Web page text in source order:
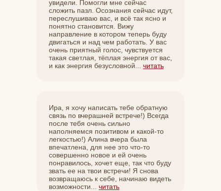
Ира, я хочу написать тебе обратную
связь по вчерашней встрече!) Всегда
после тебя очень сильно
наполняемся позитивом и какой-то
легкостью!) Алина вчера была
впечатлена, для нее это что-то
совершенно новое и ей очень
понравилось, хочет еще, так что буду
звать ее на твои встречи! Я снова
возвращаюсь к себе, начинаю видеть
возможности... читать
увидели. Помогли мне сейчас
сложить пазл. Осознания сейчас идут,
переслушиваю вас, и всё так ясно и
понятно становится. Вижу
направление в котором теперь буду
двигаться и над чем работать. У вас
очень приятный голос, чувствуется
такая светлая, тёплая энергия от вас,
и как энергия безусловной... читать